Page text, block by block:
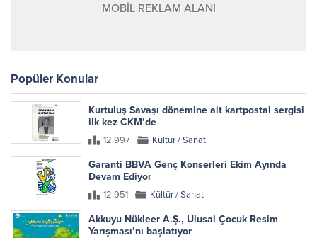
MOBİL REKLAM ALANI
Popüler Konular
Kurtuluş Savaşı dönemine ait kartpostal sergisi
ilk kez CKM’de
12.997 Kültür / Sanat
Garanti BBVA Genç Konserleri Ekim Ayında
Devam Ediyor
12.951 Kültür / Sanat
Akkuyu Nükleer A.Ş., Ulusal Çocuk Resim
Yarışması’nı başlatıyor